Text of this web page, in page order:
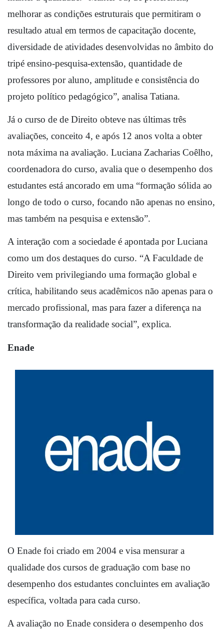
melhorar as condições estruturais que permitiram o
resultado atual em termos de capacitação docente,
diversidade de atividades desenvolvidas no âmbito do
tripé ensino-pesquisa-extensão, quantidade de
professores por aluno, amplitude e consistência do
projeto político pedagógico”, analisa Tatiana.
Já o curso de de Direito obteve nas últimas três
avaliações, conceito 4, e após 12 anos volta a obter
nota máxima na avaliação. Luciana Zacharias Coêlho,
coordenadora do curso, avalia que o desempenho dos
estudantes está ancorado em uma “formação sólida ao
longo de todo o curso, focando não apenas no ensino,
mas também na pesquisa e extensão”.
A interação com a sociedade é apontada por Luciana
como um dos destaques do curso. “A Faculdade de
Direito vem privilegiando uma formação global e
crítica, habilitando seus acadêmicos não apenas para o
mercado profissional, mas para fazer a diferença na
transformação da realidade social”, explica.
Enade
O Enade foi criado em 2004 e visa mensurar a
qualidade dos cursos de graduação com base no
desempenho dos estudantes concluintes em avaliação
específica, voltada para cada curso.
A avaliação no Enade considera o desempenho dos